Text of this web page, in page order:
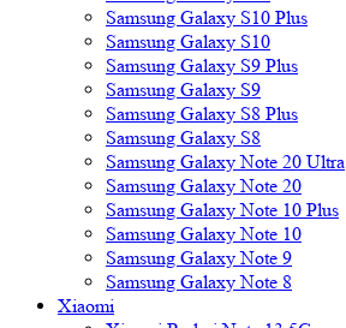
Samsung Galaxy S10 Plus
Samsung Galaxy S10
Samsung Galaxy S9 Plus
Samsung Galaxy S9
Samsung Galaxy S8 Plus
Samsung Galaxy S8
Samsung Galaxy Note 20 Ultra
Samsung Galaxy Note 20
Samsung Galaxy Note 10 Plus
Samsung Galaxy Note 10
Samsung Galaxy Note 9
Samsung Galaxy Note 8
Xiaomi